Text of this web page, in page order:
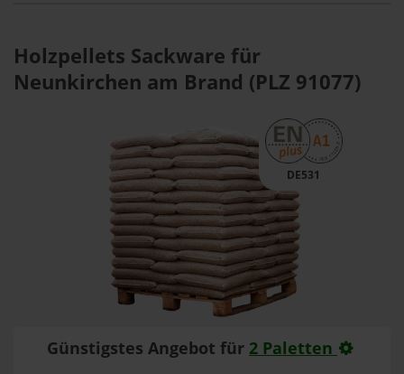
Holzpellets Sackware für
Neunkirchen am Brand (PLZ 91077)
DE531
Günstigstes Angebot für 2 Paletten